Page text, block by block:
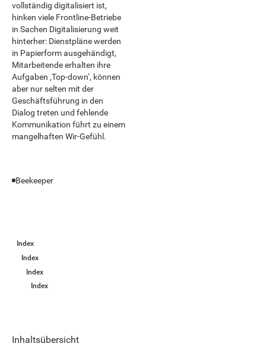
vollständig digitalisiert ist,
hinken viele Frontline-Betriebe
in Sachen Digitalisierung weit
hinterher: Dienstpläne werden
in Papierform ausgehändigt,
Mitarbeitende erhalten ihre
Aufgaben ‚Top-down‘, können
aber nur selten mit der
Geschäftsführung in den
Dialog treten und fehlende
Kommunikation führt zu einem
mangelhaften Wir-Gefühl.
Beekeeper
Index
Index
Index
Index
Inhaltsübersicht